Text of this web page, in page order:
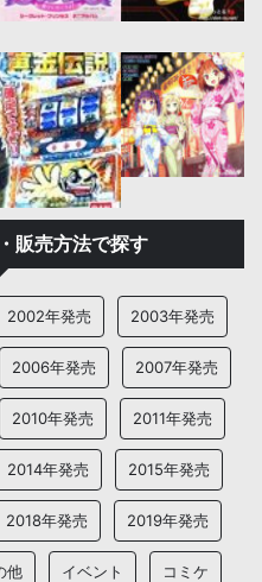
販売方法で探す
2002年発売 2003年発売
2006年発売 2007年発売
2010年発売 2011年発売
2014年発売 2015年発売
2018年発売 2019年発売
他 イベント コミケ